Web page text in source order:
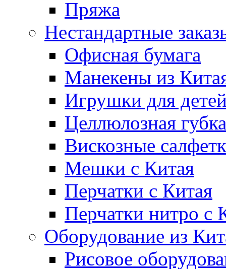
Пряжа
Нестандартные
Офисная бумага
Манекены из
Игрушки для
Целлюлозная губка
Вискозные
Мешки с Китая
Перчатки с Китая
Перчатки нитро с
Оборудование из
Рисовое